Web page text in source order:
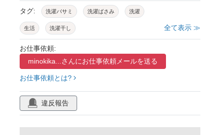
タグ: 洗濯バサミ 洗濯ばさみ 洗濯
生活 洗濯干し 全て表示 ≫
お仕事依頼:
minokika...さんにお仕事依頼メールを送る
お仕事依頼とは?
違反報告